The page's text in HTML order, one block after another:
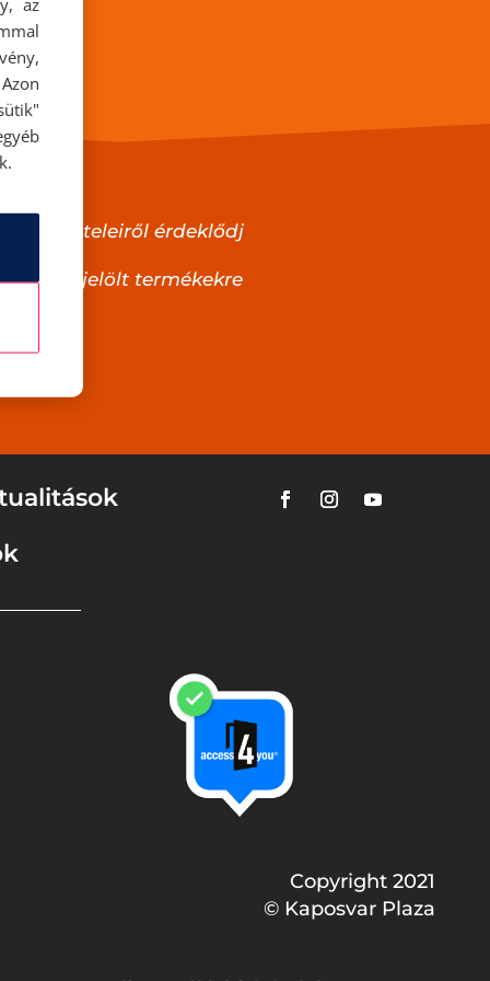
feltételeiről érdeklődj
megjelölt termékekre
Copyright 2021
© Kaposvar Plaza